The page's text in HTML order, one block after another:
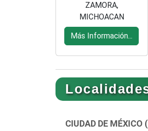
ZAMORA,
MICHOACAN
Más Información...
CIUDAD DE MÉXICO